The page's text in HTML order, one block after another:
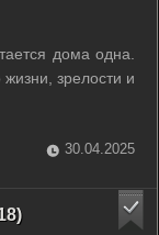
дома одна.
зрелости и
30.04.2025